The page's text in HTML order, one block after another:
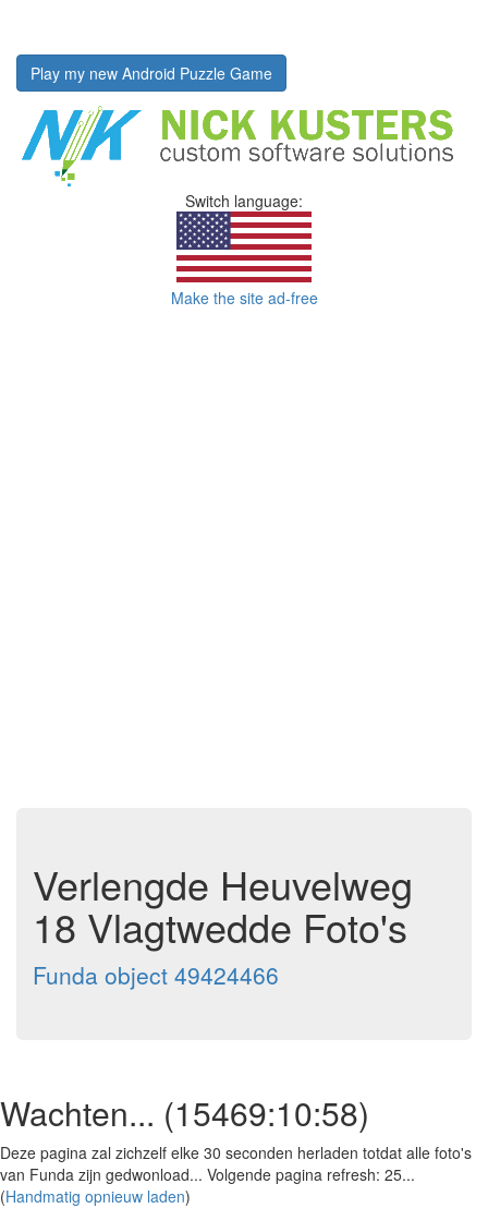
Play my new Android Puzzle Game
Switch language:
Make the site ad-free
Verlengde Heuvelweg
18 Vlagtwedde Foto's
Funda object 49424466
Wachten... (15469:10:58)
Deze pagina zal zichzelf elke 30 seconden herladen totdat alle foto's
van Funda zijn gedwonload... Volgende pagina refresh: 25...
(Handmatig opnieuw laden)